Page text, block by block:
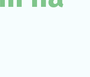
site, com